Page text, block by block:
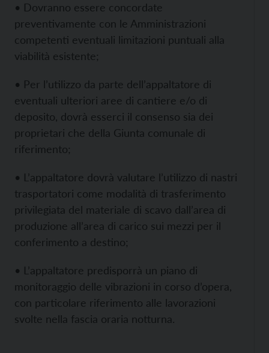
• Dovranno essere concordate
preventivamente con le Amministrazioni
competenti eventuali limitazioni puntuali alla
viabilità esistente;
• Per l’utilizzo da parte dell’appaltatore di
eventuali ulteriori aree di cantiere e/o di
deposito, dovrà esserci il consenso sia dei
proprietari che della Giunta comunale di
riferimento;
• L’appaltatore dovrà valutare l’utilizzo di nastri
trasportatori come modalità di trasferimento
privilegiata del materiale di scavo dall’area di
produzione all’area di carico sui mezzi per il
conferimento a destino;
• L’appaltatore predisporrà un piano di
monitoraggio delle vibrazioni in corso d’opera,
con particolare riferimento alle lavorazioni
svolte nella fascia oraria notturna.